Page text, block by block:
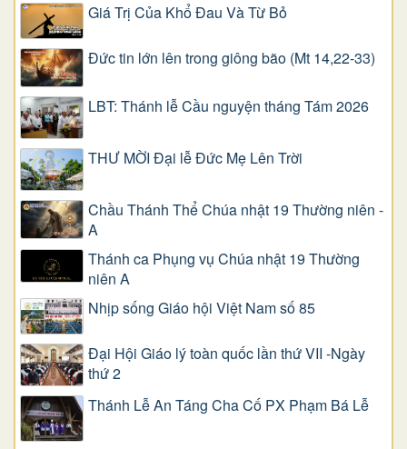
Giá Trị Của Khổ Ðau Và Từ Bỏ
Đức tin lớn lên trong giông bão (Mt 14,22-33)
LBT: Thánh lễ Cầu nguyện tháng Tám 2026
THƯ MỜI Đại lễ Đức Mẹ Lên Trời
Chầu Thánh Thể Chúa nhật 19 Thường niên -
A
Thánh ca Phụng vụ Chúa nhật 19 Thường
niên A
Nhịp sống Giáo hội Việt Nam số 85
Đại Hội Giáo lý toàn quốc lần thứ VII -Ngày
thứ 2
Thánh Lễ An Táng Cha Cố PX Phạm Bá Lễ